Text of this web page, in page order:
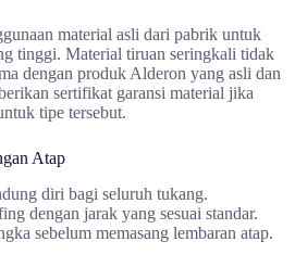
material asli dari pabrik untuk
tinggi. Material tiruan seringkali tidak
dengan produk Alderon yang asli dan
sertifikat garansi material jika
tipe tersebut.
Atap
diri bagi seluruh tukang.
dengan jarak yang sesuai standar.
sebelum memasang lembaran atap.